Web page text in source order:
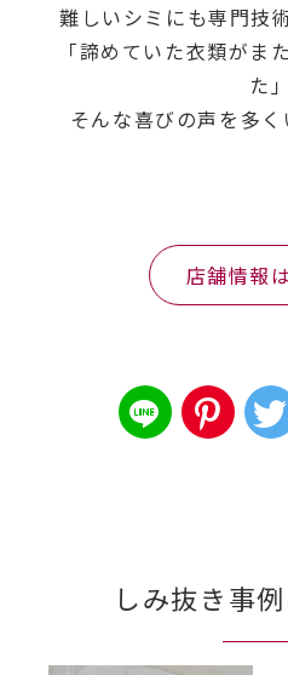
難しいシミにも専門技
「諦めていた衣類がま
た」
そんな喜びの声を多く
店舗情報
しみ抜き事